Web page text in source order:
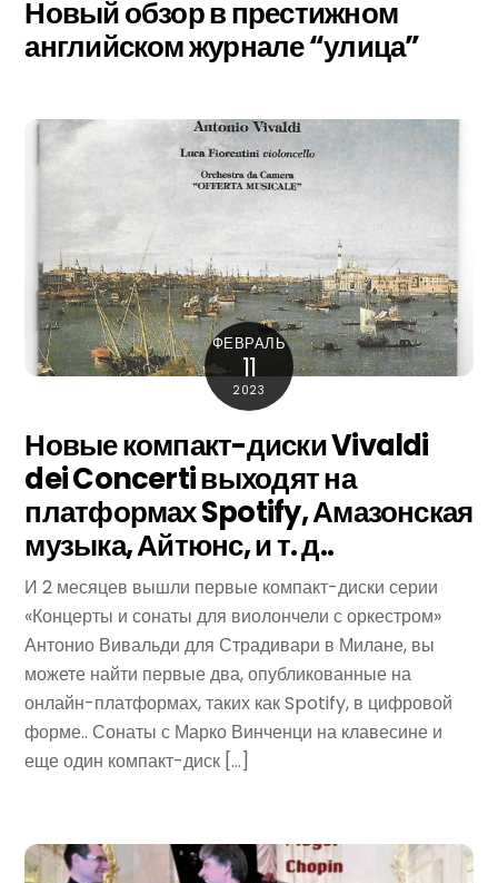
Новый обзор в престижном
английском журнале “улица”
ФЕВРАЛЬ
11
2023
Новые компакт-диски Vivaldi
dei Concerti выходят на
платформах Spotify, Амазонская
музыка, Айтюнс, и т. д..
И 2 месяцев вышли первые компакт-диски серии
«Концерты и сонаты для виолончели с оркестром»
Антонио Вивальди для Страдивари в Милане, вы
можете найти первые два, опубликованные на
онлайн-платформах, таких как Spotify, в цифровой
форме.. Сонаты с Марко Винченци на клавесине и
еще один компакт-диск […]